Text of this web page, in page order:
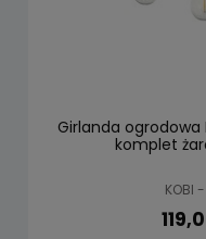
Girlanda ogrodowa
komplet
KOBI